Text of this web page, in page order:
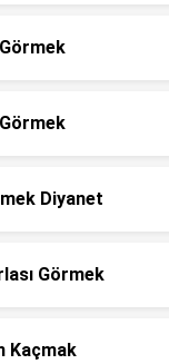
Diyanet
Görmek
Kaçmak